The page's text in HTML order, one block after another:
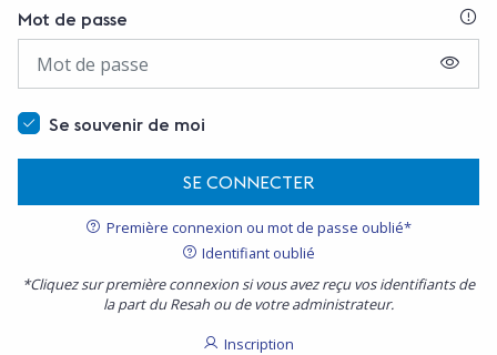
Mot de passe
Se souvenir de moi
SE CONNECTER
Première connexion ou mot de passe oublié*
Identifiant oublié
*Cliquez sur première connexion si vous avez reçu vos identifiants de
la part du Resah ou de votre administrateur.
Inscription